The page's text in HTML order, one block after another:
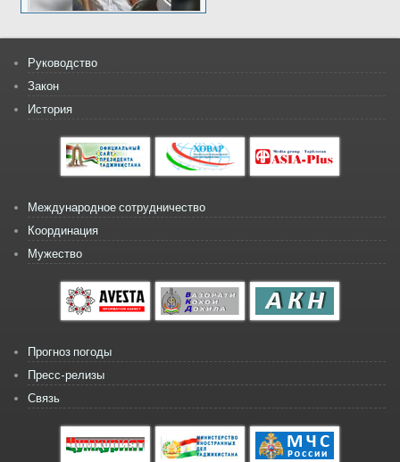
Руководство
Закон
История
Международное сотрудничество
Координация
Мужество
Прогноз погоды
Пресс-релизы
Связь